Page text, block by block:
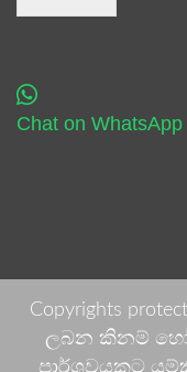
Chat on
Copyrights
ලබන කිනම් හෝ
පාර්ශවයකට